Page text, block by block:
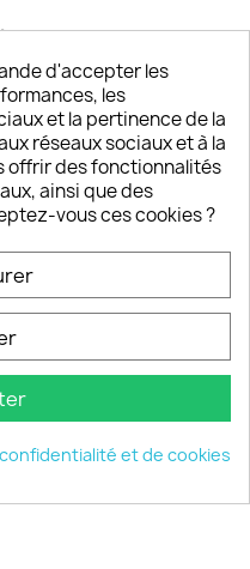
94% de nos clients
7J de 10h à 18H
keyboard_arrow_down
d'accepter les
les
et la pertinence de la
réseaux sociaux et à la
offrir des fonctionnalités
ainsi que des
vous ces cookies ?
et de cookies